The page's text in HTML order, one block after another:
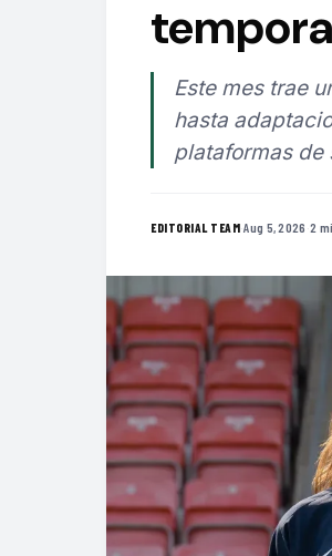
Este mes trae
hasta
plataformas de
EDITORIAL TEAM·Aug 5, 2026 ·2